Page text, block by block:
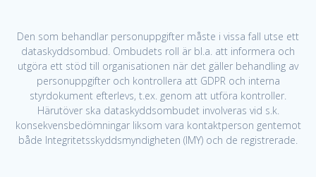
Den som behandlar personuppgifter måste i vissa fall utse ett
dataskyddsombud. Ombudets roll är bl.a. att informera och
utgöra ett stöd till organisationen när det gäller behandling av
personuppgifter och kontrollera att GDPR och interna
styrdokument efterlevs, t.ex. genom att utföra kontroller.
Härutöver ska dataskyddsombudet involveras vid s.k.
konsekvensbedömningar liksom vara kontaktperson gentemot
både Integritetsskyddsmyndigheten (IMY) och de registrerade.